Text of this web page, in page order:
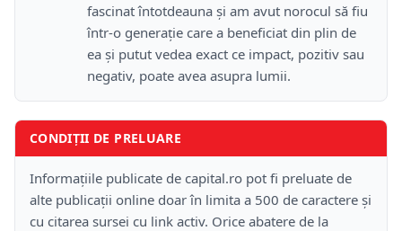
fascinat întotdeauna și am avut norocul să fiu
într-o generație care a beneficiat din plin de
ea și putut vedea exact ce impact, pozitiv sau
negativ, poate avea asupra lumii.
CONDIȚII DE PRELUARE
Informațiile publicate de capital.ro pot fi preluate de
alte publicații online doar în limita a 500 de caractere și
cu citarea sursei cu link activ. Orice abatere de la